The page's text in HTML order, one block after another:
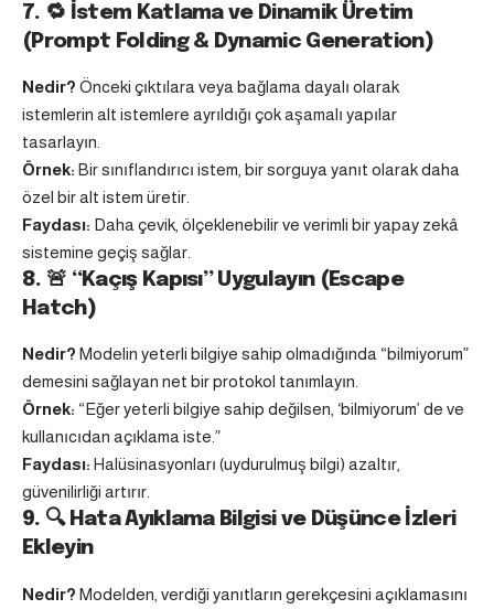
7. 🔁 İstem Katlama ve Dinamik Üretim
(Prompt Folding & Dynamic Generation)
Nedir? Önceki çıktılara veya bağlama dayalı olarak
istemlerin alt istemlere ayrıldığı çok aşamalı yapılar
tasarlayın.
Örnek: Bir sınıflandırıcı istem, bir sorguya yanıt olarak daha
özel bir alt istem üretir.
Faydası: Daha çevik, ölçeklenebilir ve verimli bir yapay zekâ
sistemine geçiş sağlar.
8. 🚨 “Kaçış Kapısı” Uygulayın (Escape
Hatch)
Nedir? Modelin yeterli bilgiye sahip olmadığında “bilmiyorum”
demesini sağlayan net bir protokol tanımlayın.
Örnek: “Eğer yeterli bilgiye sahip değilsen, ‘bilmiyorum’ de ve
kullanıcıdan açıklama iste.”
Faydası: Halüsinasyonları (uydurulmuş bilgi) azaltır,
güvenilirliği artırır.
9. 🔍 Hata Ayıklama Bilgisi ve Düşünce İzleri
Ekleyin
Nedir? Modelden, verdiği yanıtların gerekçesini açıklamasını